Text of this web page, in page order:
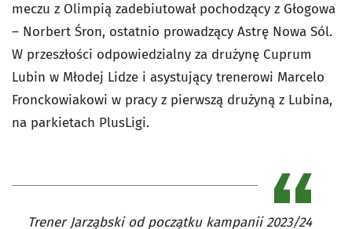
meczu z Olimpią zadebiutował pochodzący z Głogowa
– Norbert Śron, ostatnio prowadzący Astrę Nowa Sól.
W przeszłości odpowiedzialny za drużynę Cuprum
Lubin w Młodej Lidze i asystujący trenerowi Marcelo
Fronckowiakowi w pracy z pierwszą drużyną z Lubina,
na parkietach PlusLigi.
Trener Jarząbski od początku kampanii 2023/24